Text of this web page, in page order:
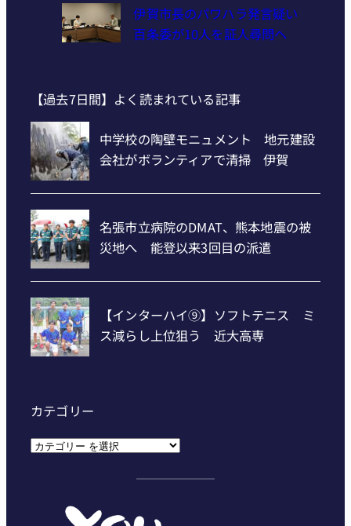
伊賀市長のパワハラ発言疑い
百条委が10人を証人尋問へ
【過去7日間】よく読まれている記事
カテゴリー
カ